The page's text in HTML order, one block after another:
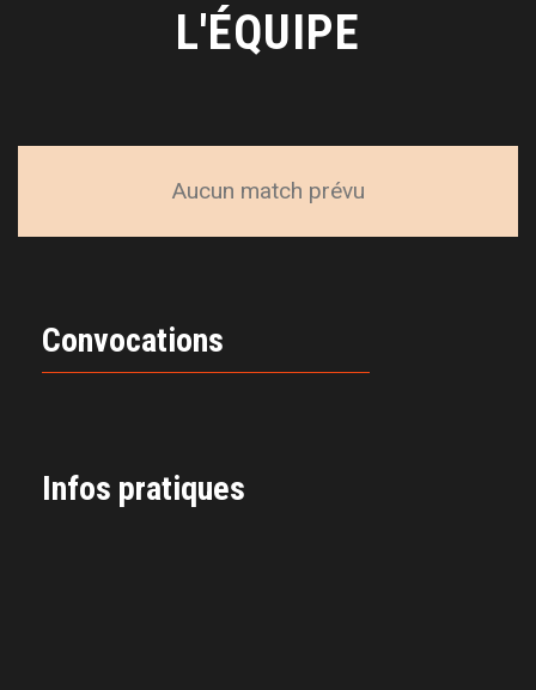
L'ÉQUIPE
Aucun match prévu
Convocations
Infos pratiques